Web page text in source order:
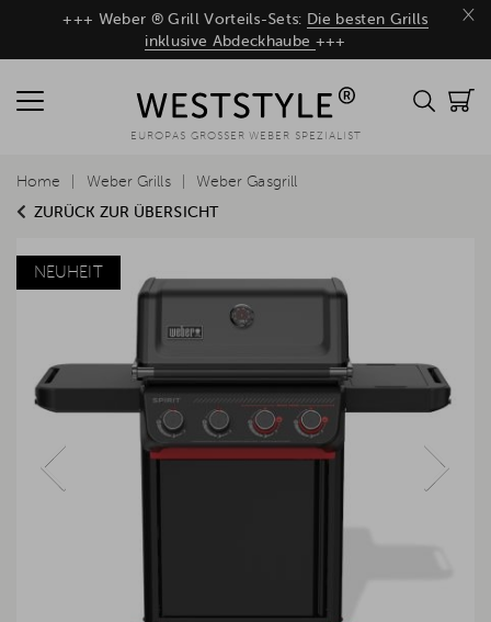
×
+++ Weber ® Grill Vorteils-Sets: Die besten Grills
inklusive Abdeckhaube +++
EUROPAS GROSSER WEBER SPEZIALIST
ZURÜCK ZUR ÜBERSICHT
Home Weber Grills Weber Gasgrill
NEUHEIT